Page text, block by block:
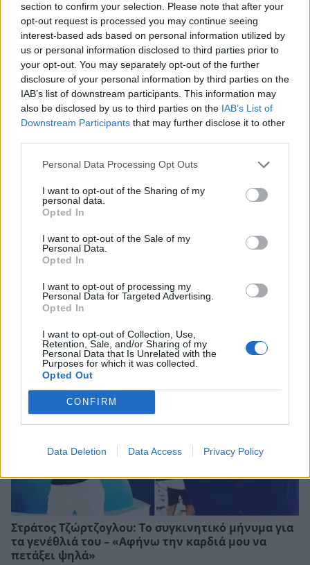
section to confirm your selection. Please note that after your
opt-out request is processed you may continue seeing
interest-based ads based on personal information utilized by
us or personal information disclosed to third parties prior to
your opt-out. You may separately opt-out of the further
disclosure of your personal information by third parties on the
IAB’s list of downstream participants. This information may
also be disclosed by us to third parties on the IAB’s List of
Downstream Participants that may further disclose it to other
Personal Data Processing Opt Outs
I want to opt-out of the Sharing of my
personal data.
Opted In
I want to opt-out of the Sale of my
Personal Data.
Opted In
I want to opt-out of processing my
Personal Data for Targeted Advertising.
Opted In
I want to opt-out of Collection, Use,
Retention, Sale, and/or Sharing of my
Personal Data that Is Unrelated with the
Purposes for which it was collected.
Opted Out
CONFIRM
Data Deletion Data Access Privacy Policy
Σάκης Ρουβάς – Κάτια Ζυγούλη: Η νέα κοινή
εμφάνιση στις διακοπές τους στην Κρήτη
Rihanna: Η εκρηκτική εμφάνιση στο καρναβάλι
των Μπαρμπάντος με φτερά και πολύχρωμους
Στράτος Τζώρτζογλου: Το συγκινητικό μήνυμα για
τα γενέθλιά του – «Αφήνω την καρδιά μου να
πετάξει ψηλά»